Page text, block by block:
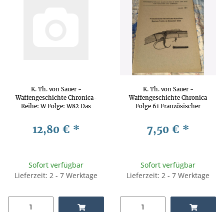
K. Th. von Sauer -
Waffengeschichte Chronica-
Reihe: W Folge: W82 Das
Waffentechnik, Waffenkunde
12,80 € *
Sofort verfügbar
Lieferzeit: 2 - 7 Werktage
K. Th. von Sauer -
Waffengeschichte Chronica
Folge 61 Französischer
Waffengeschichte,
7,50 € *
Sofort verfügbar
Lieferzeit: 2 - 7 Werktage